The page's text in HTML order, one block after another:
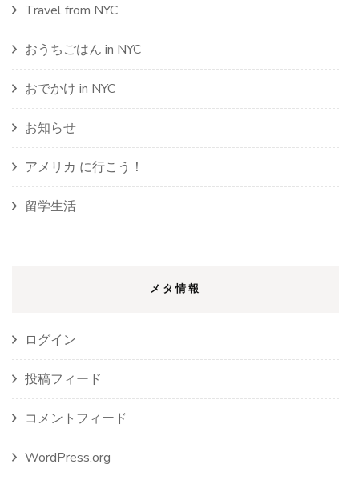
Travel from NYC
おうちごはん in NYC
おでかけ in NYC
お知らせ
アメリカ に行こう！
留学生活
メタ情報
ログイン
投稿フィード
コメントフィード
WordPress.org